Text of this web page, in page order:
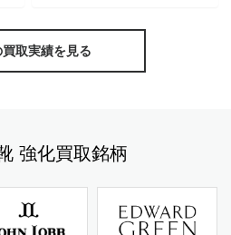
取実績を見る
強化買取銘柄